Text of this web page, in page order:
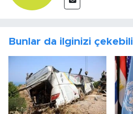
Bunlar da ilginizi